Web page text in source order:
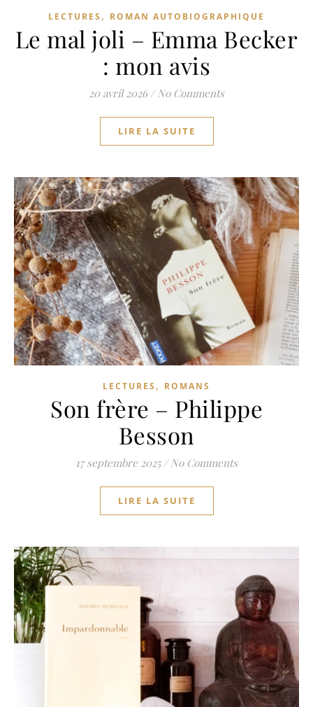
LECTURES , ROMAN AUTOBIOGRAPHIQUE
Le mal joli – Emma Becker
: mon avis
20 avril 2026 / No Comments
LIRE LA SUITE
LECTURES , ROMANS
Son frère – Philippe
Besson
17 septembre 2025 / No Comments
LIRE LA SUITE